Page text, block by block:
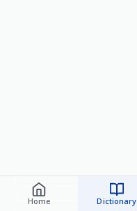
Home Dictionary